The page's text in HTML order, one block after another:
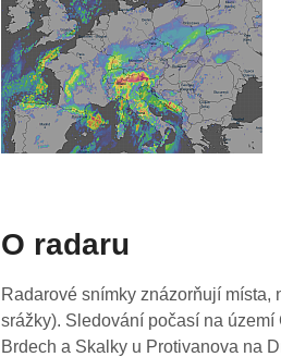
O radaru
Radarové snímky znázorňují místa,
srážky). Sledování počasí na
Brdech a Skalky u Protivanova na